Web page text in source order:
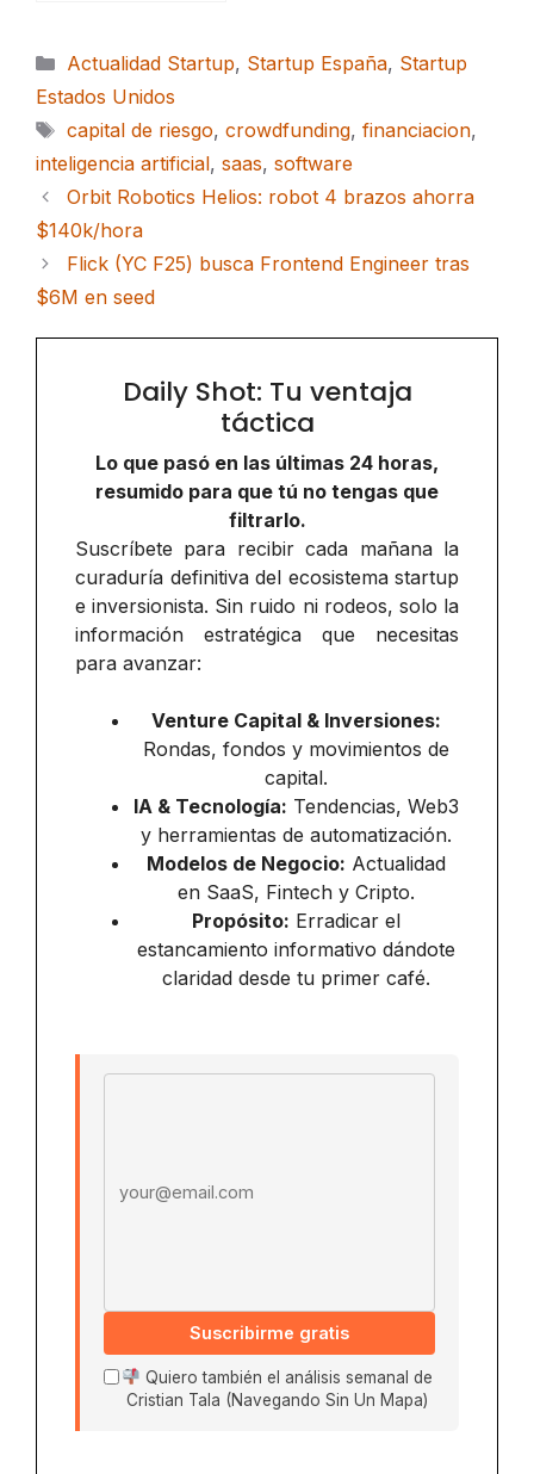
Categorías
Actualidad Startup, Startup España, Startup
Estados Unidos
Etiquetas
capital de riesgo, crowdfunding, financiacion,
inteligencia artificial, saas, software
Orbit Robotics Helios: robot 4 brazos ahorra
$140k/hora
Flick (YC F25) busca Frontend Engineer tras
$6M en seed
Daily Shot: Tu ventaja
táctica
Lo que pasó en las últimas 24 horas,
resumido para que tú no tengas que
filtrarlo.
Suscríbete para recibir cada mañana la
curaduría definitiva del ecosistema startup
e inversionista. Sin ruido ni rodeos, solo la
información estratégica que necesitas
para avanzar:
Venture Capital & Inversiones:
Rondas, fondos y movimientos de
capital.
IA & Tecnología: Tendencias, Web3
y herramientas de automatización.
Modelos de Negocio: Actualidad
en SaaS, Fintech y Cripto.
Propósito: Erradicar el
estancamiento informativo dándote
claridad desde tu primer café.
Suscribirme gratis
Quiero también el análisis semanal de
Cristian Tala (Navegando Sin Un Mapa)